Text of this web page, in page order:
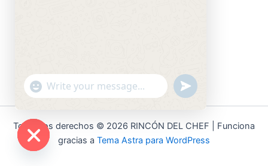
Todos los derechos © 2026 RINCÓN DEL CHEF | Funciona
gracias a Tema Astra para WordPress
Hide
"+chaty_settings.lang.emoji_picker+"
WhatsApp
undefined